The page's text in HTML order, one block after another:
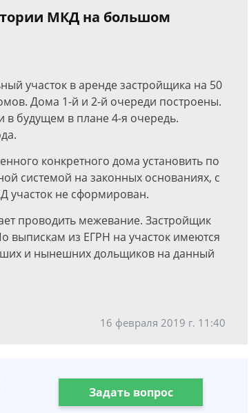
МКД на большом
участок в аренде застройщика на 50
Дома 1-й и 2-й очереди построены.
в будущем в плане 4-я очередь.
конкретного дома установить по
системой на законных основаниях, с
участок не сформирован.
проводить межевание. Застройщик
выпискам из ЕГРН на участок имеются
и нынешних дольщиков на данный
16 февраля 2019 г. 11:40
Задать вопрос